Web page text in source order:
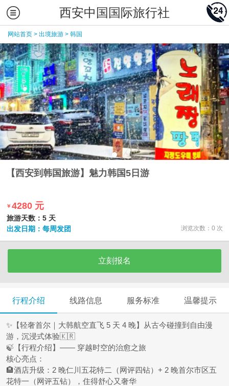
西安中国国际旅行社
网站首页 > 出境旅游 > 韩国
【西安到韩国旅游】魅力韩国5日游
￥ 4280 元
旅游天数：5 天
出发日期：每周发团
浏览次数：0 次
立刻报名
行程介绍 线路信息 服务标准 温馨提示
✨【轻奢首尔｜大韩航空直飞 5 天 4 晚】从古今碰撞到自由漫
游，沉浸式体验🇰🇷
🍃【行程介绍】—— 穿越时空的治愈之旅
核心亮点 ：
🏨酒店升级 ：2 晚仁川五花特二（网评四钻）+ 2 晚首尔市区五
花特一（网评五钻），住得舒心又奢华